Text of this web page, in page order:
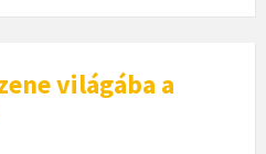
világába a